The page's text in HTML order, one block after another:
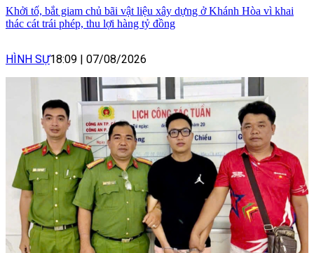
Khởi tố, bắt giam chủ bãi vật liệu xây dựng ở Khánh Hòa vì khai
thác cát trái phép, thu lợi hàng tỷ đồng
HÌNH SỰ18:09 07/08/2026